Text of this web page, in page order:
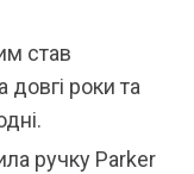
став
довгі роки та
ручку Parker